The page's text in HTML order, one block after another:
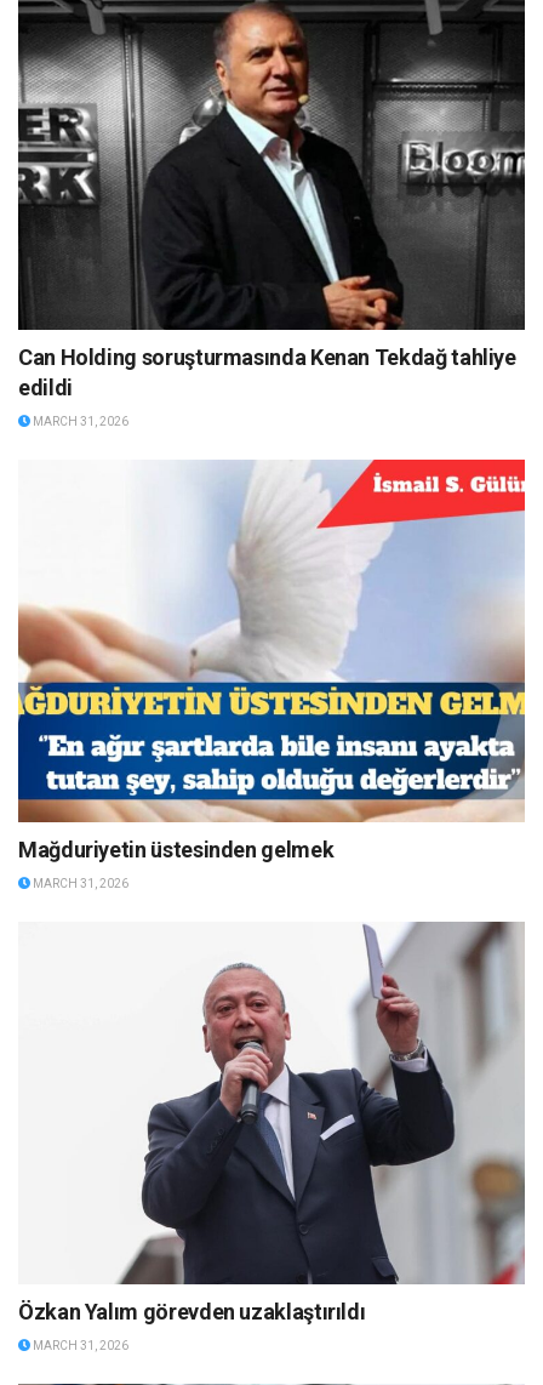
Can Holding soruşturmasında Kenan Tekdağ tahliye
edildi
MARCH 31, 2026
Mağduriyetin üstesinden gelmek
MARCH 31, 2026
Özkan Yalım görevden uzaklaştırıldı
MARCH 31, 2026